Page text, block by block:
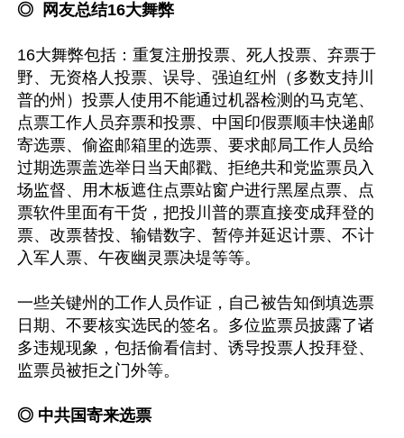
◎  网友总结16大舞弊
16大舞弊包括：重复注册投票、死人投票、弃票于
野、无资格人投票、误导、强迫红州（多数支持川
普的州）投票人使用不能通过机器检测的马克笔、
点票工作人员弃票和投票、中国印假票顺丰快递邮
寄选票、偷盗邮箱里的选票、要求邮局工作人员给
过期选票盖选举日当天邮戳、拒绝共和党监票员入
场监督、用木板遮住点票站窗户进行黑屋点票、点
票软件里面有干货，把投川普的票直接变成拜登的
票、改票替投、输错数字、暂停并延迟计票、不计
入军人票、午夜幽灵票决堤等等。
一些关键州的工作人员作证，自己被告知倒填选票
日期、不要核实选民的签名。多位监票员披露了诸
多违规现象，包括偷看信封、诱导投票人投拜登、
监票员被拒之门外等。
◎ 中共国寄来选票